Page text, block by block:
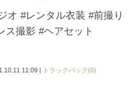
オ #レンタル衣装 #前撮り
ス撮影 #ヘアセット
11:09 | トラックバック(0)